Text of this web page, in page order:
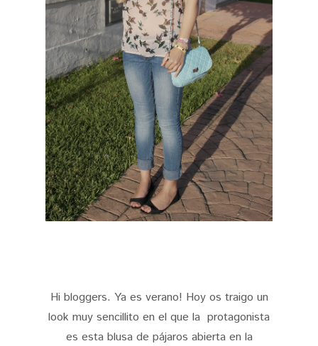
Hi bloggers. Ya es verano! Hoy os traigo un
look muy sencillito en el que la protagonista
es esta blusa de pájaros abierta en la